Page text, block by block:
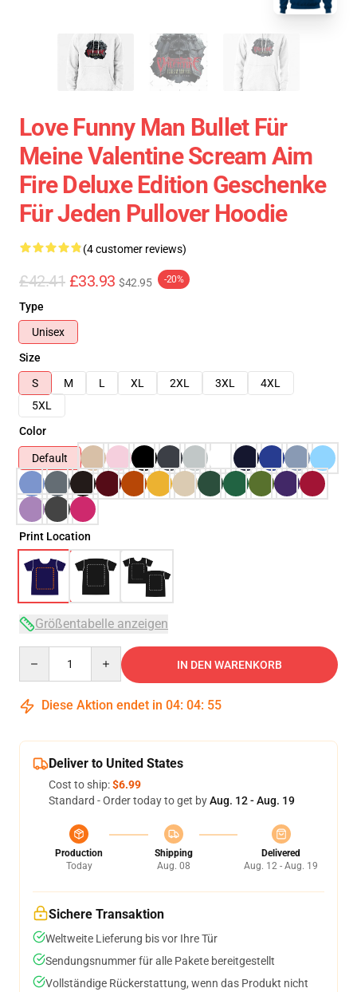
Love Funny Man Bullet Für
Meine Valentine Scream Aim
Fire Deluxe Edition Geschenke
Für Jeden Pullover Hoodie
(4 customer reviews)
£42.41 £33.93 $42.95 -20%
Type
Unisex
Size
S
M L XL 2XL 3XL
4XL
5XL
Color
Default
Print Location
Größentabelle anzeigen
IN DEN WARENKORB
Diese Aktion endet in 04: 04: 54
Deliver to United States
Cost to ship:$6.99
Standard - Order today to get byAug. 12 - Aug. 19
Production
Today
Shipping
Aug. 08
Delivered
Aug. 12 - Aug. 19
Sichere Transaktion
Weltweite Lieferung bis vor Ihre Tür
Sendungsnummer für alle Pakete bereitgestellt
Vollständige Rückerstattung, wenn das Produkt nicht